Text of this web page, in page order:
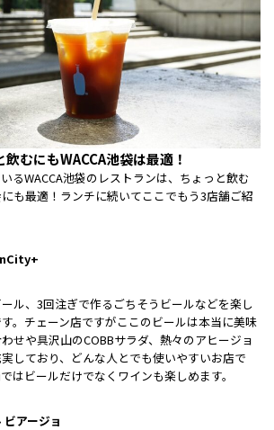
むにもWACCA池袋は最適！
るWACCA池袋のレストランは、ちょっと飲む
も最適！ランチに続いてここでもう3店舗ご紹
ル、3回注ぎで作るごちそうビールなどを楽し
。チェーン店ですがここのビールは本当に美味
せや具沢山のCOBBサラダ、熱々のアヒージョ
しており、どんな人とでも使いやすいお店で
はビールだけでなくワインも楽しめます。
アージョ